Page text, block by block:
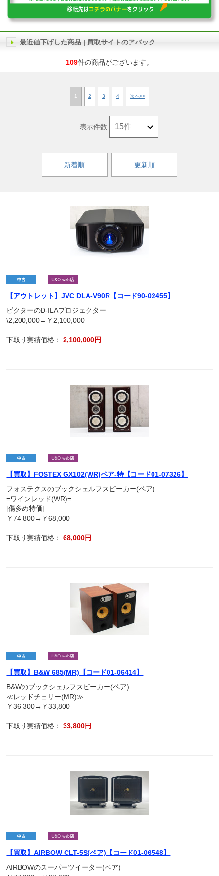
最近値下げした商品 | 買取サイトのアバック
109件の商品がございます。
1 2 3 4 次へ>>
新着順 更新順
表示件数
【アウトレット】JVC DLA-V90R【コード90-02455】
ビクターのD-ILAプロジェクター
\2,200,000→￥2,100,000
下取り実績価格：2,100,000円
【買取】FOSTEX GX102(WR)ペア-特【コード01-07326】
フォステクスのブックシェルフスピーカー(ペア)
=ワインレッド(WR)=
[傷多め特価]
￥74,800→￥68,000
下取り実績価格：68,000円
【買取】B&W 685(MR)【コード01-06414】
B&Wのブックシェルフスピーカー(ペア)
≪レッドチェリー(MR)≫
￥36,300→￥33,800
下取り実績価格：33,800円
【買取】AIRBOW CLT-5S(ペア)【コード01-06548】
AIRBOWのスーパーツイーター(ペア)